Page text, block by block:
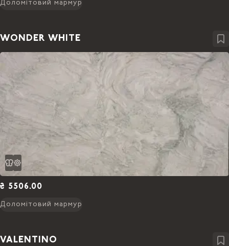
Доломітовий мармур
WONDER WHITE
₴ 5506.00
Доломітовий мармур
VALENTINO